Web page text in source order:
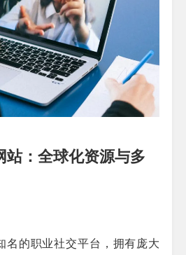
站：全球化资源与多
名的职业社交平台，拥有庞大